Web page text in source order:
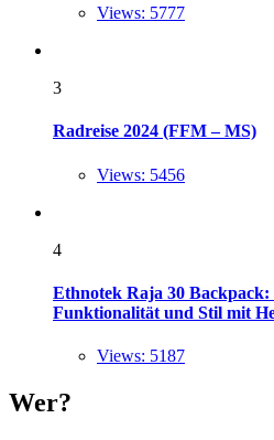
Views: 5777
3
Radreise 2024 (FFM – MS)
Views: 5456
4
Ethnotek Raja 30
Funktionalität und Stil mit
Views: 5187
Wer?